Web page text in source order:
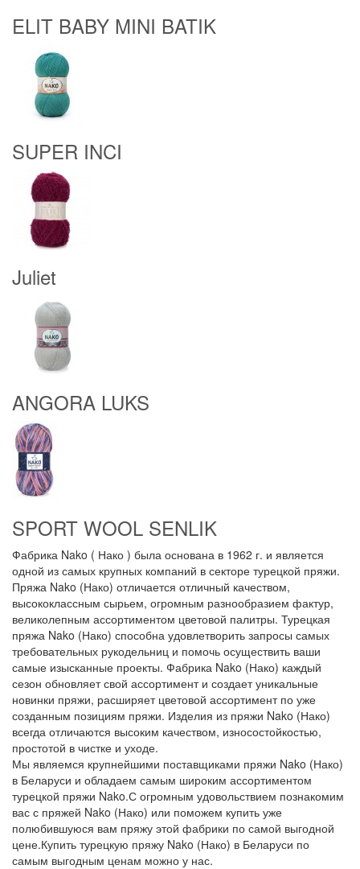
ELIT BABY MINI BATIK
SUPER INCI
Juliet
ANGORA LUKS
SPORT WOOL SENLIK
Фабрика Nako ( Нако ) была основана в 1962 г. и является
одной из самых крупных компаний в секторе турецкой пряжи.
Пряжа Nako (Нако) отличается отличный качеством,
высококлассным сырьем, огромным разнообразием фактур,
великолепным ассортиментом цветовой палитры. Турецкая
пряжа Nako (Нако) способна удовлетворить запросы самых
требовательных рукодельниц и помочь осуществить ваши
самые изысканные проекты. Фабрика Nako (Нако) каждый
сезон обновляет свой ассортимент и создает уникальные
новинки пряжи, расширяет цветовой ассортимент по уже
созданным позициям пряжи. Изделия из пряжи Nako (Нако)
всегда отличаются высоким качеством, износостойкостью,
простотой в чистке и уходе.
Мы являемся крупнейшими поставщиками пряжи Nako (Нако)
в Беларуси и обладаем самым широким ассортиментом
турецкой пряжи Nako.С огромным удовольствием познакомим
вас с пряжей Nako (Нако) или поможем купить уже
полюбившуюся вам пряжу этой фабрики по самой выгодной
цене.Купить турецкую пряжу Nako (Нако) в Беларуси по
самым выгодным ценам можно у нас.